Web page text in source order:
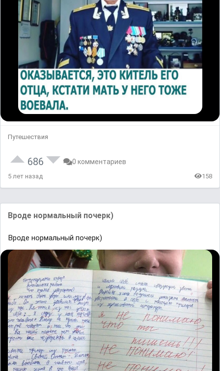
Путешествия
686 0 комментариев
5 лет назад 158
Вроде нормальный почерк)
Вроде нормальный почерк)